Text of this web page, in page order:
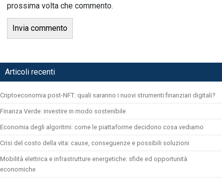
prossima volta che commento.
Articoli recenti
Criptoeconomia post-NFT: quali saranno i nuovi strumenti finanziari digitali?
Finanza Verde: investire in modo sostenibile
Economia degli algoritmi: come le piattaforme decidono cosa vediamo
Crisi del costo della vita: cause, conseguenze e possibili soluzioni
Mobilità elettrica e infrastrutture energetiche: sfide ed opportunità
economiche